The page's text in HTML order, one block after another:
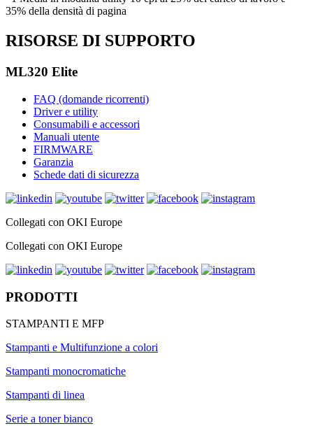
35% della densità di pagina
RISORSE DI SUPPORTO
ML320 Elite
FAQ (domande ricorrenti)
Driver e utility
Consumabili e accessori
Manuali utente
FIRMWARE
Garanzia
Schede dati di sicurezza
Collegati con OKI Europe
Collegati con OKI Europe
PRODOTTI
STAMPANTI E MFP
Stampanti e Multifunzione a colori
Stampanti monocromatiche
Stampanti di linea
Serie a toner bianco